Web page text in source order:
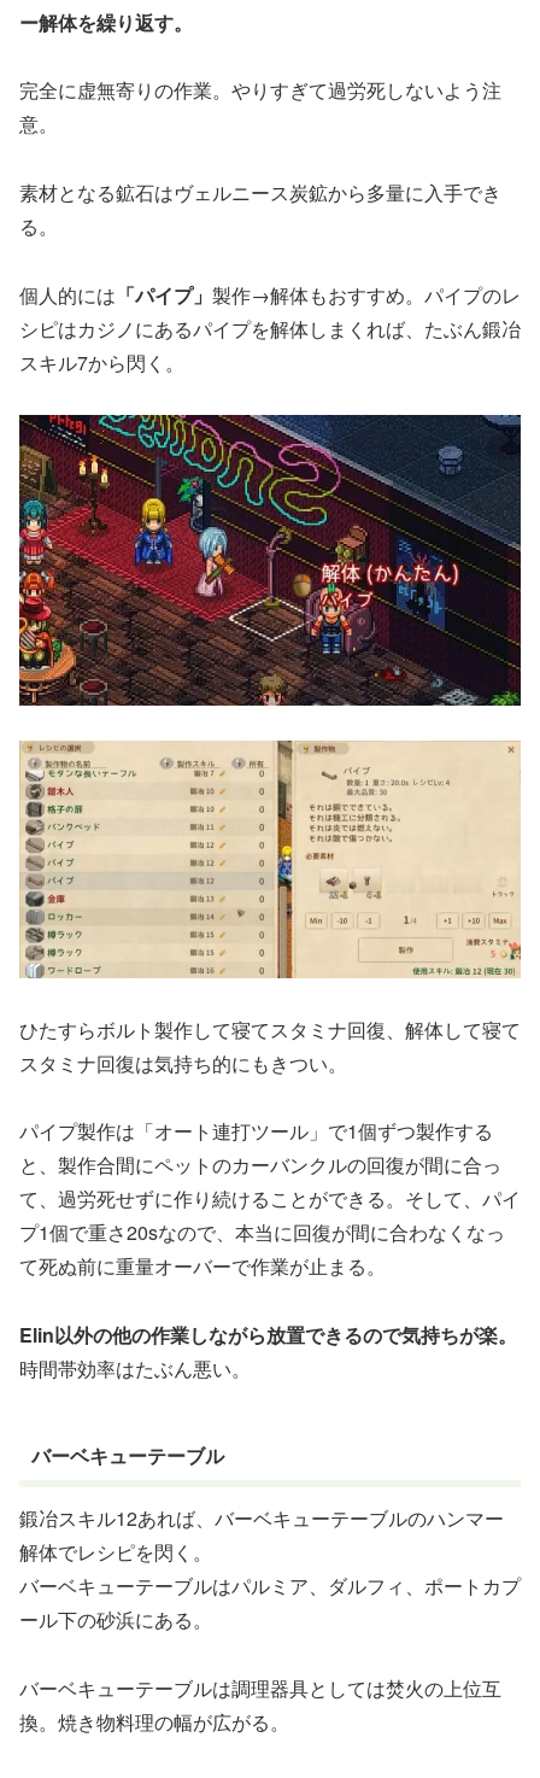
ー解体を繰り返す。
完全に虚無寄りの作業。やりすぎて過労死しないよう注
意。
素材となる鉱石はヴェルニース炭鉱から多量に入手でき
る。
個人的には 「パイプ」 製作→解体もおすすめ。パイプのレ
シピはカジノにあるパイプを解体しまくれば、たぶん鍛冶
スキル7から閃く。
ひたすらボルト製作して寝てスタミナ回復、解体して寝て
スタミナ回復は気持ち的にもきつい。
パイプ製作は「オート連打ツール」で1個ずつ製作する
と、製作合間にペットのカーバンクルの回復が間に合っ
て、過労死せずに作り続けることができる。そして、パイ
プ1個で重さ20sなので、本当に回復が間に合わなくなっ
て死ぬ前に重量オーバーで作業が止まる。
Elin以外の他の作業しながら放置できるので気持ちが楽。
時間帯効率はたぶん悪い。
バーベキューテーブル
鍛冶スキル12あれば、バーベキューテーブルのハンマー
解体でレシピを閃く。
バーベキューテーブルはパルミア、ダルフィ、ポートカプ
ール下の砂浜にある。
バーベキューテーブルは調理器具としては焚火の上位互
換。焼き物料理の幅が広がる。